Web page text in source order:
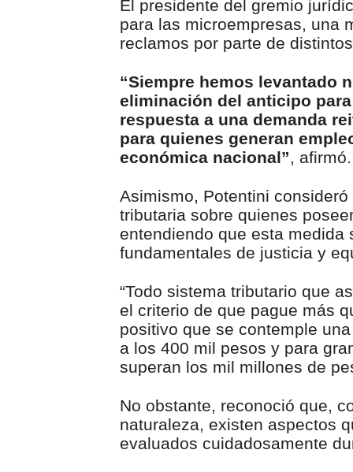
El presidente del gremio
para las microempresas, una
reclamos por parte de
“Siempre hemos levantado
eliminación del anticipo
respuesta a una demanda
para quienes generan
económica nacional”, afirmó.
Asimismo, Potentini
tributaria sobre quienes
entendiendo que esta
fundamentales de justicia y
“Todo sistema tributario que
el criterio de que pague más
positivo que se contemple
a los 400 mil pesos y para
superan los mil millones de
No obstante, reconoció que,
naturaleza, existen aspectos
evaluados cuidadosamente